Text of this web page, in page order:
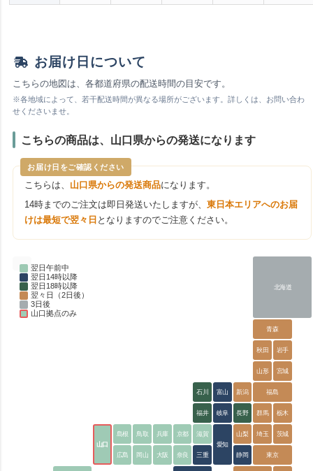
お届け日について
こちらの地図は、各都道府県の配送時間の目安です。
※各地域によって、若干配送時間が異なる場所がございます。詳しくは、お問い合わ
せくださいませ。
こちらの商品は、山口県からの発送になります
お届け日をご確認ください
こちらは、 山口県からの発送商品になります。
14時までのご注文は即日発送いたしますが、東日本エリアへのお届
けは最短で翌々日 となりますのでご注意ください。
翌日午前中
翌日14時以降
翌日18時以降
翌々日（2日後）
3日後
山口拠点のみ
北海道
青森
秋田 岩手
山形 宮城
福島
新潟
群馬 栃木
埼玉 茨城
東京
山梨
石川
福井 長野
富山
岐阜
愛知
静岡
三重
山口
島根 鳥取
広島 岡山
兵庫 京都 滋賀
大阪 奈良